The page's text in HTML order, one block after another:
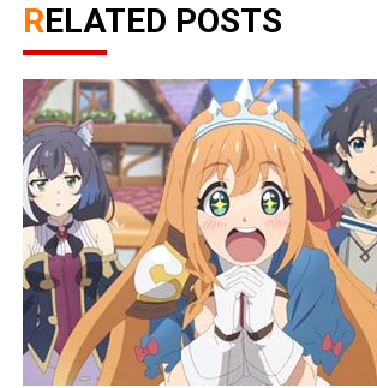
RELATED POSTS